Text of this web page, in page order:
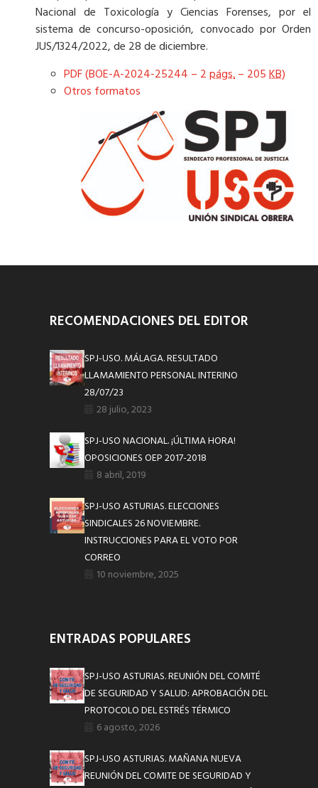
Nacional de Toxicología y Ciencias Forenses, por el
sistema de concurso-oposición, convocado por Orden
JUS/1324/2022, de 28 de diciembre.
PDF (BOE-A-2024-25244 – 2págs.– 205KB)
Otros formatos
RECOMENDACIONES DEL EDITOR
SPJ-USO. MÁLAGA. RESULTADO
LLAMAMIENTO PERSONAL INTERINO
28/07/23
28 julio, 2023
SPJ-USO NACIONAL. ¡ÚLTIMA HORA!
OPOSICIONES OEP 2017-2018
8 abril, 2019
SPJ-USO ASTURIAS. ELECCIONES
SINDICALES 26 NOVIEMBRE.
INSTRUCCIONES PARA EL VOTO POR
CORREO
10 noviembre, 2025
ENTRADAS POPULARES
SPJ-USO ASTURIAS. REUNIÓN DEL COMITÉ
DE SEGURIDAD Y SALUD: APROBACIÓN DEL
PROTOCOLO DEL ESTRÉS TÉRMICO
6 agosto, 2026
SPJ-USO ASTURIAS. MAÑANA NUEVA
REUNIÓN DEL COMITE DE SEGURIDAD Y